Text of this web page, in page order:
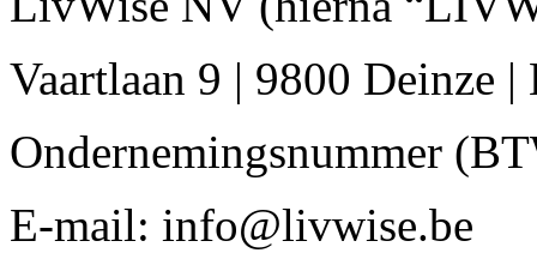
Vaartlaan 9 | 9800 Deinze |
Ondernemingsnummer
E-mail: info@livwise.be